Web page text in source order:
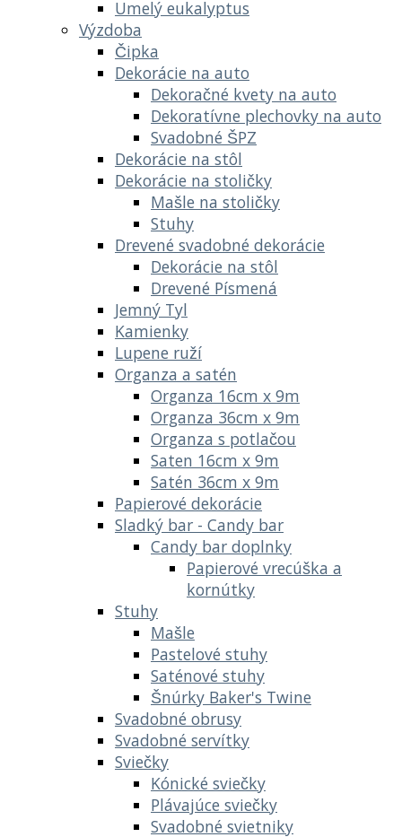
Umelý eukalyptus
Výzdoba
Čipka
Dekorácie na auto
Dekoračné kvety na auto
Dekoratívne plechovky na auto
Svadobné ŠPZ
Dekorácie na stôl
Dekorácie na stoličky
Mašle na stoličky
Stuhy
Drevené svadobné dekorácie
Dekorácie na stôl
Drevené Písmená
Jemný Tyl
Kamienky
Lupene ruží
Organza a satén
Organza 16cm x 9m
Organza 36cm x 9m
Organza s potlačou
Saten 16cm x 9m
Satén 36cm x 9m
Papierové dekorácie
Sladký bar - Candy bar
Candy bar doplnky
Papierové vrecúška a
kornútky
Stuhy
Mašle
Pastelové stuhy
Saténové stuhy
Šnúrky Baker's Twine
Svadobné obrusy
Svadobné servítky
Sviečky
Kónické sviečky
Plávajúce sviečky
Svadobné svietniky